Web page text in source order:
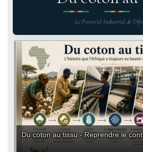
Le Potentiel Industriel de
Du coton au tissu - Reprendre le